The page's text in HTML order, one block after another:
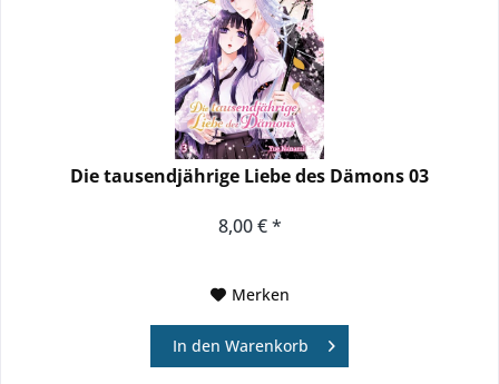
Die tausendjährige Liebe des Dämons 03
8,00 € *
Merken
In den Warenkorb